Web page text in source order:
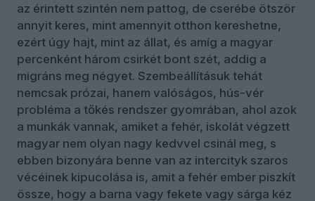
az érintett szintén nem pattog, de cserébe ötször
annyit keres, mint amennyit otthon kereshetne,
ezért úgy hajt, mint az állat, és amíg a magyar
percenként három csirkét bont szét, addig a
migráns meg négyet. Szembeállításuk tehát
nemcsak prózai, hanem valóságos, hús-vér
probléma a tőkés rendszer gyomrában, ahol azok
a munkák vannak, amiket a fehér, iskolát végzett
magyar nem olyan nagy kedvvel csinál meg, s
ebben bizonyára benne van az intercityk szaros
vécéinek kipucolása is, amit a fehér ember piszkít
össze, hogy a barna vagy fekete vagy sárga kéz